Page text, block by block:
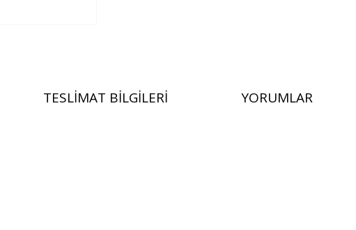
TESLIMAT BILGILERI YORUMLAR